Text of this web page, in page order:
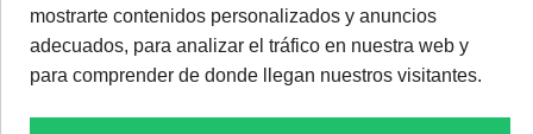
Cancelar o devolver un pedido
mostrarte contenidos personalizados y anuncios
adecuados, para analizar el tráfico en nuestra web y
para comprender de donde llegan nuestros visitantes.